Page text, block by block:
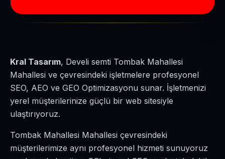
Kral Tasarım, Develi semti Tombak Mahallesi
Mahallesi ve çevresindeki işletmelere profesyonel
SEO, AEO ve GEO Optimizasyonu sunar. İşletmenizi
yerel müşterilerinize güçlü bir web sitesiyle
ulaştırıyoruz.
Tombak Mahallesi Mahallesi çevresindeki
müşterilerimize aynı profesyonel hizmeti sunuyoruz